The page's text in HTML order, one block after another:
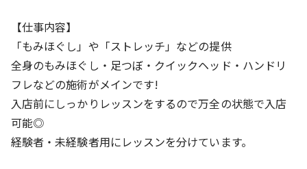
【仕事内容】
「もみほぐし」や「ストレッチ」などの提供
全身のもみほぐし・足つぼ・クイックヘッド・ハンドリ
フレなどの施術がメインです!
入店前にしっかりレッスンをするので万全の状態で入店
可能◎
経験者・未経験者用にレッスンを分けています。